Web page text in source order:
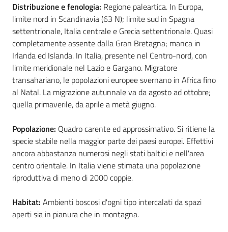
Ambiente
Argomenti
Servizi
Leggi Atti Bandi
Piani Programmi
Distribuzione e fenologia: Regione paleartica. In Europa,
limite nord in Scandinavia (63 N); limite sud in Spagna
settentrionale, Italia centrale e Grecia settentrionale. Quasi
completamente assente dalla Gran Bretagna; manca in
Irlanda ed Islanda. In Italia, presente nel Centro-nord, con
limite meridionale nel Lazio e Gargano. Migratore
transahariano, le popolazioni europee svernano in Africa fino
al Natal. La migrazione autunnale va da agosto ad ottobre;
quella primaverile, da aprile a metà giugno.
Popolazione: Quadro carente ed approssimativo. Si ritiene la
specie stabile nella maggior parte dei paesi europei. Effettivi
ancora abbastanza numerosi negli stati baltici e nell'area
centro orientale. In Italia viene stimata una popolazione
riproduttiva di meno di 2000 coppie.
Habitat: Ambienti boscosi d'ogni tipo intercalati da spazi
aperti sia in pianura che in montagna.